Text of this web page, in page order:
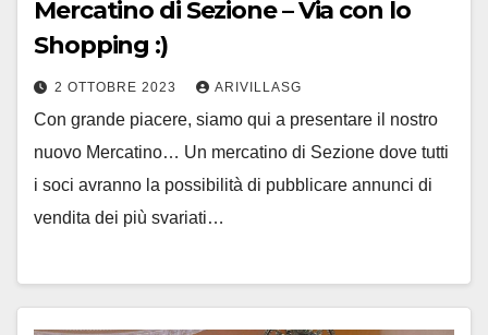
Mercatino di Sezione – Via con lo
Shopping :)
2 OTTOBRE 2023 ARIVILLASG
Con grande piacere, siamo qui a presentare il nostro
nuovo Mercatino… Un mercatino di Sezione dove tutti
i soci avranno la possibilità di pubblicare annunci di
vendita dei più svariati…